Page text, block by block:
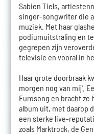
Sabien Tiels,
singer-songwriter die
muziek. Met haar
podiumuitstraling en
gegrepen zijn
televisie en vooral in
Haar grote doorbraak
morgen nog van mij'.
Eurosong en bracht
album uit, met daarop
een sterke live-
zoals Marktrock, de